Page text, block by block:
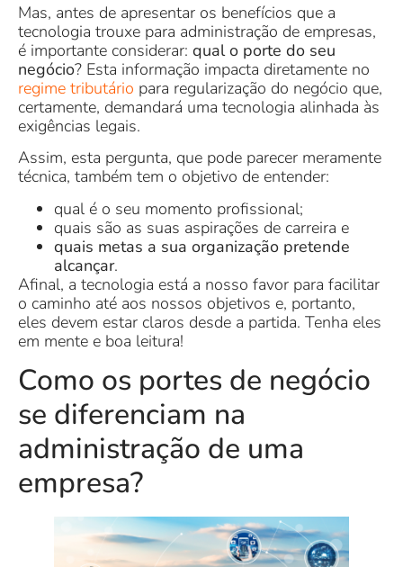
Mas, antes de apresentar os benefícios que a
tecnologia trouxe para administração de empresas,
é importante considerar: qual o porte do seu
negócio? Esta informação impacta diretamente no
regime tributário para regularização do negócio que,
certamente, demandará uma tecnologia alinhada às
exigências legais.
Assim, esta pergunta, que pode parecer meramente
técnica, também tem o objetivo de entender:
qual é o seu momento profissional;
quais são as suas aspirações de carreira e
quais metas a sua organização pretende
alcançar.
Afinal, a tecnologia está a nosso favor para facilitar
o caminho até aos nossos objetivos e, portanto,
eles devem estar claros desde a partida. Tenha eles
em mente e boa leitura!
Como os portes de negócio
se diferenciam na
administração de uma
empresa?